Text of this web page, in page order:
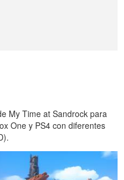
My Time at Sandrock para
One y PS4 con diferentes